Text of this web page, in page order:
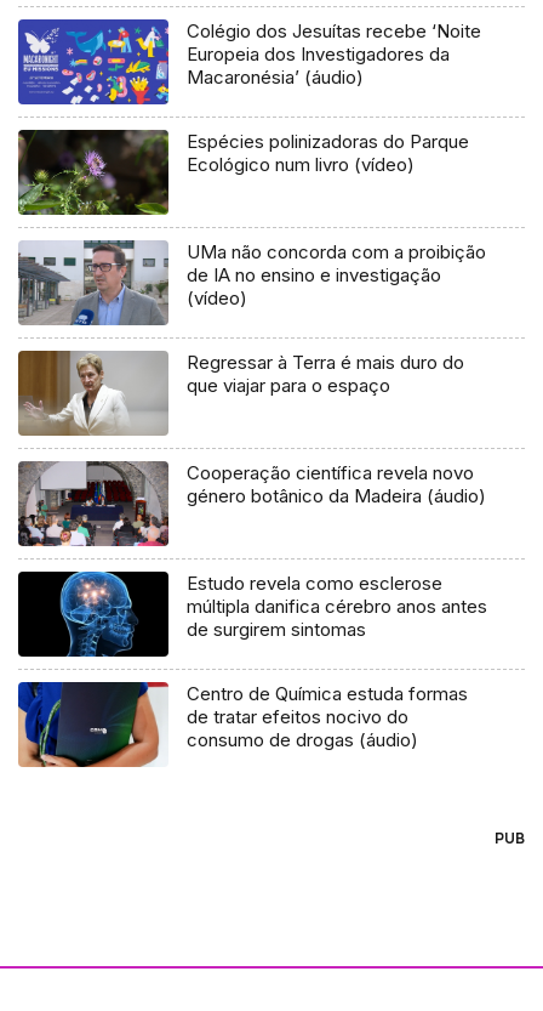
Colégio dos Jesuítas recebe ‘Noite
Europeia dos Investigadores da
Macaronésia’ (áudio)
Espécies polinizadoras do Parque
Ecológico num livro (vídeo)
UMa não concorda com a proibição
de IA no ensino e investigação
(vídeo)
Regressar à Terra é mais duro do
que viajar para o espaço
Cooperação científica revela novo
género botânico da Madeira (áudio)
Estudo revela como esclerose
múltipla danifica cérebro anos antes
de surgirem sintomas
Centro de Química estuda formas
de tratar efeitos nocivo do
consumo de drogas (áudio)
PUB